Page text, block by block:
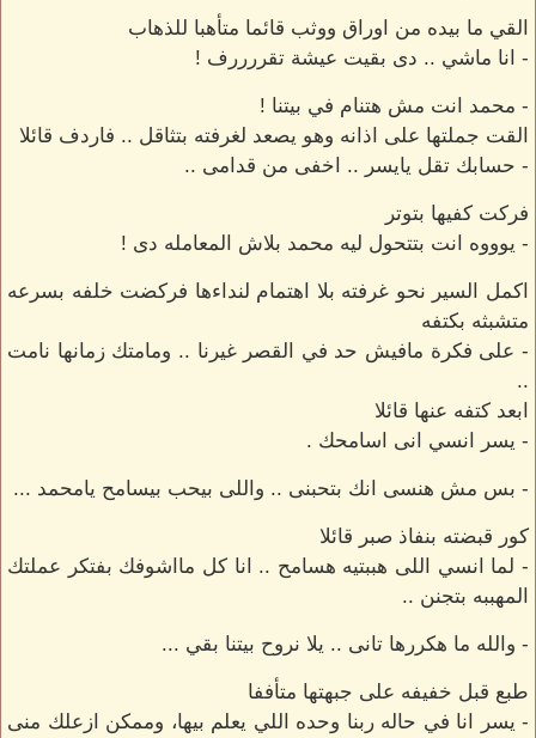
القي ما بيده من اوراق ووثب قائما متأهبا للذهاب
- انا ماشي .. دى بقيت عيشة تقررررف !
- محمد انت مش هتنام في بيتنا !
القت جملتها على اذانه وهو يصعد لغرفته بتثاقل .. فاردف قائلا
- حسابك تقل يايسر .. اخفى من قدامى ..
فركت كفيها بتوتر
- يوووه انت بتتحول ليه محمد بلاش المعامله دى !
اكمل السير نحو غرفته بلا اهتمام لنداءها فركضت خلفه بسرعه
متشبثه بكتفه
- على فكرة مافيش حد في القصر غيرنا .. ومامتك زمانها نامت
..
ابعد كتفه عنها قائلا
- يسر انسي انى اسامحك .
- بس مش هنسى انك بتحبنى .. واللى بيحب بيسامح يامحمد ...
كور قبضته بنفاذ صبر قائلا
- لما انسي اللى هببتيه هسامح .. انا كل مااشوفك بفتكر عملتك
المهببه بتجنن ..
- والله ما هكررها تانى .. يلا نروح بيتنا بقي ...
طبع قبل خفيفه على جبهتها متأففا
- يسر انا في حاله ربنا وحده اللي يعلم بيها، وممكن ازعلك منى